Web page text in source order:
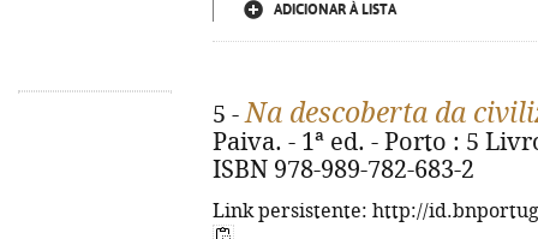
ADICIONAR À LISTA
5 -Na descoberta da
Paiva. - 1ª ed. - Porto : 5
ISBN 978-989-782-683-2
Link persistente: http://